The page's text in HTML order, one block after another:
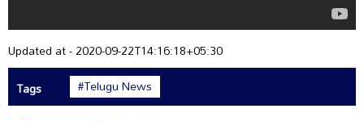
Updated at - 2020-09-22T14:16:18+05:30
Tags
#Telugu News